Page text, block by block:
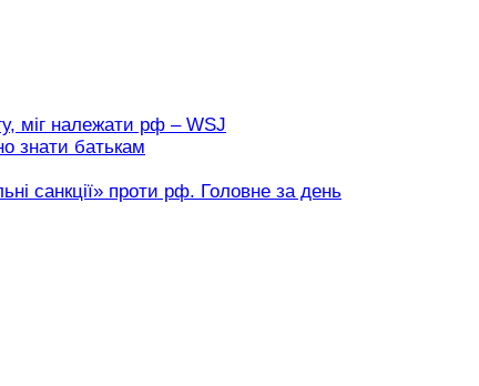
міг належати рф – WSJ
знати батькам
санкції» проти рф. Головне за день